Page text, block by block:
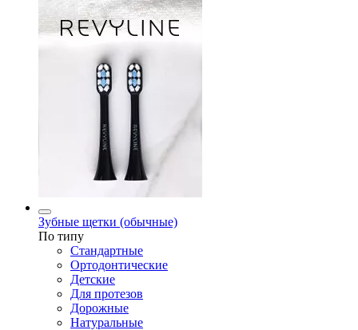
Зубные щетки (обычные)
По типу
Стандартные
Ортодонтические
Детские
Для протезов
Дорожные
Натуральные